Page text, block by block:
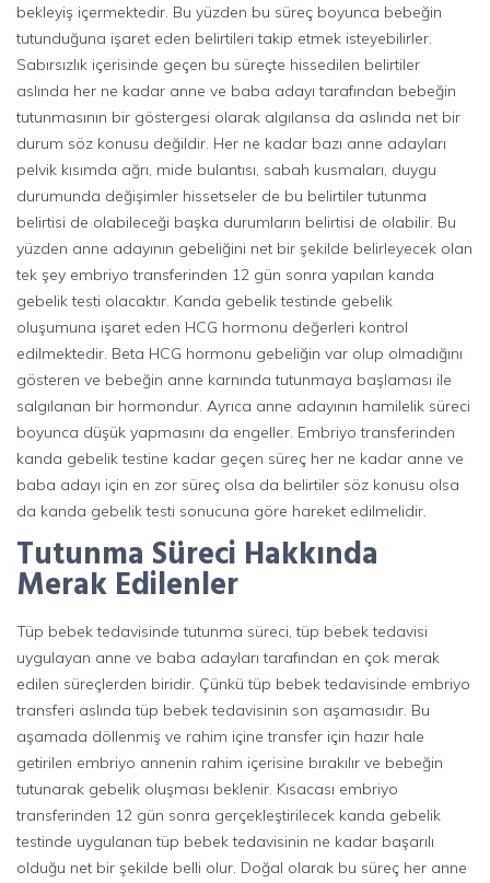
bekleyiş içermektedir. Bu yüzden bu süreç boyunca bebeğin
tutunduğuna işaret eden belirtileri takip etmek isteyebilirler.
Sabırsızlık içerisinde geçen bu süreçte hissedilen belirtiler
aslında her ne kadar anne ve baba adayı tarafından bebeğin
tutunmasının bir göstergesi olarak algılansa da aslında net bir
durum söz konusu değildir. Her ne kadar bazı anne adayları
pelvik kısımda ağrı, mide bulantısı, sabah kusmaları, duygu
durumunda değişimler hissetseler de bu belirtiler tutunma
belirtisi de olabileceği başka durumların belirtisi de olabilir. Bu
yüzden anne adayının gebeliğini net bir şekilde belirleyecek olan
tek şey embriyo transferinden 12 gün sonra yapılan kanda
gebelik testi olacaktır. Kanda gebelik testinde gebelik
oluşumuna işaret eden HCG hormonu değerleri kontrol
edilmektedir. Beta HCG hormonu gebeliğin var olup olmadığını
gösteren ve bebeğin anne karnında tutunmaya başlaması ile
salgılanan bir hormondur. Ayrıca anne adayının hamilelik süreci
boyunca düşük yapmasını da engeller. Embriyo transferinden
kanda gebelik testine kadar geçen süreç her ne kadar anne ve
baba adayı için en zor süreç olsa da belirtiler söz konusu olsa
da kanda gebelik testi sonucuna göre hareket edilmelidir.
Tutunma Süreci Hakkında
Merak Edilenler
Tüp bebek tedavisinde tutunma süreci, tüp bebek tedavisi
uygulayan anne ve baba adayları tarafından en çok merak
edilen süreçlerden biridir. Çünkü tüp bebek tedavisinde embriyo
transferi aslında tüp bebek tedavisinin son aşamasıdır. Bu
aşamada döllenmiş ve rahim içine transfer için hazır hale
getirilen embriyo annenin rahim içerisine bırakılır ve bebeğin
tutunarak gebelik oluşması beklenir. Kısacası embriyo
transferinden 12 gün sonra gerçekleştirilecek kanda gebelik
testinde uygulanan tüp bebek tedavisinin ne kadar başarılı
olduğu net bir şekilde belli olur. Doğal olarak bu süreç her anne